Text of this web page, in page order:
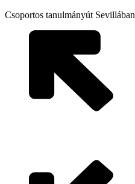
Csoportos tanulmányút Sevillában